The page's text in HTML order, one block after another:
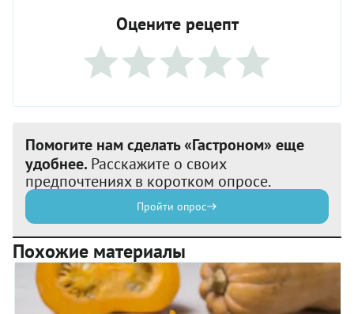
Оцените рецепт
Помогите нам сделать «Гастроном» еще
удобнее. Расскажите о своих
предпочтениях в коротком опросе.
Пройти опрос
Похожие материалы